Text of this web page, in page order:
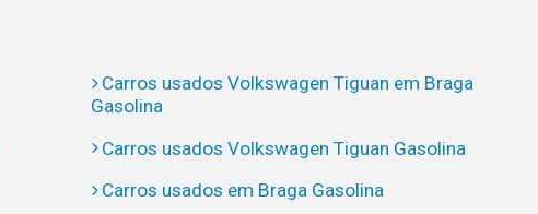
Carros usados Volkswagen Tiguan em Braga
Gasolina
Carros usados Volkswagen Tiguan Gasolina
Carros usados em Braga Gasolina